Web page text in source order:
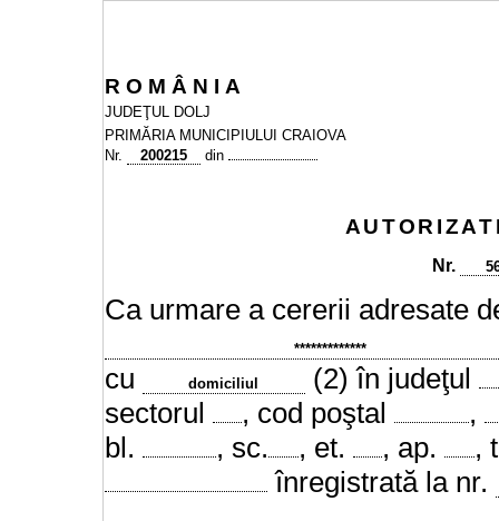
R O M Â N I A
JUDEŢUL DOLJ
PRIMĂRIA MUNICIPIULUI CRAIOVA
Nr.
200215 din
Nr.
Ca urmare a cererii adresate
*************
cu domiciliul
(2) în judeţul
sectorul
, cod poştal
,
bl.
, sc. , et. , ap.
,
înregistrată la nr.